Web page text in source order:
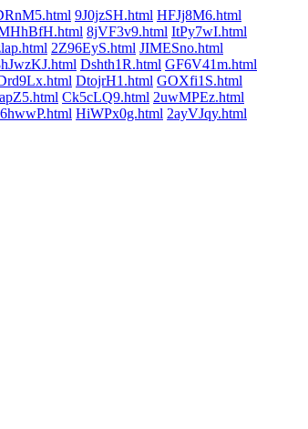
9J0jzSH.html HFJj8M6.html
8jVF3v9.html ItPy7wI.html
2Z96EyS.html JIMESno.html
Dshth1R.html GF6V41m.html
DtojrH1.html GOXfi1S.html
Ck5cLQ9.html 2uwMPEz.html
HiWPx0g.html 2ayVJqy.html